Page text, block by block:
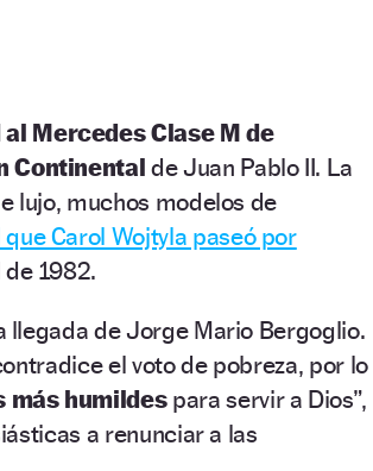
al Mercedes Clase M de
Continental de Juan Pablo II. La
lujo, muchos modelos de
Carol Wojtyla paseó por
1982.
de Jorge Mario Bergoglio.
el voto de pobreza, por lo
más humildespara servir a Dios”,
a renunciar a las